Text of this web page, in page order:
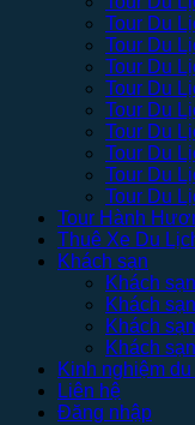
Tour Du
Tour Du
Tour Du
Tour Du
Tour Du
Tour Du
Tour Du
Tour Du
Tour Du
Tour Hành
Thuê Xe Du
Khách sạn
Khách
Khách
Khách
Khách
Kinh nghiệm du
Liên hệ
Đăng nhập